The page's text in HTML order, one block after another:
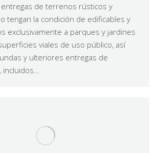
de terrenos rústicos y
tengan la condición de edificables y
exclusivamente a parques y jardines
viales de uso público, así
y ulteriores entregas de
incluidos…